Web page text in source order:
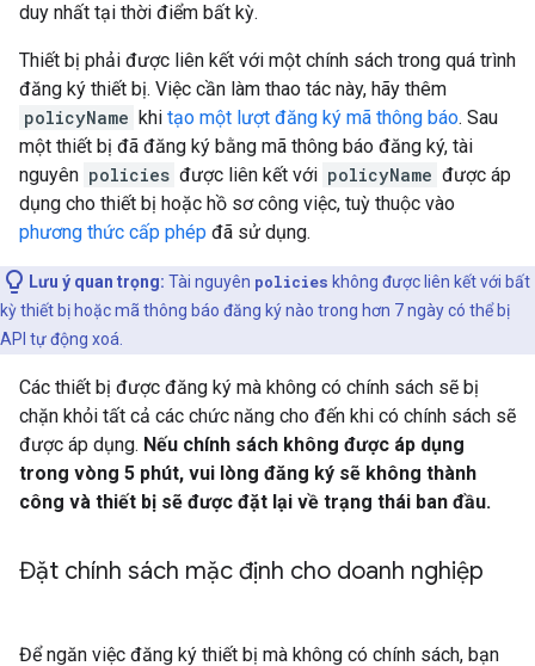
duy nhất tại thời điểm bất kỳ.
Thiết bị phải được liên kết với một chính sách trong quá trình
đăng ký thiết bị. Việc cần làm thao tác này, hãy thêm
policyName khi tạo một lượt đăng ký mã thông báo. Sau
một thiết bị đã đăng ký bằng mã thông báo đăng ký, tài
nguyên policies được liên kết với policyName được áp
dụng cho thiết bị hoặc hồ sơ công việc, tuỳ thuộc vào
phương thức cấp phép đã sử dụng.
Lưu ý quan trọng: Tài nguyên policies không được liên kết với bất
kỳ thiết bị hoặc mã thông báo đăng ký nào trong hơn 7 ngày có thể bị
API tự động xoá.
Các thiết bị được đăng ký mà không có chính sách sẽ bị
chặn khỏi tất cả các chức năng cho đến khi có chính sách sẽ
được áp dụng. Nếu chính sách không được áp dụng
trong vòng 5 phút, vui lòng đăng ký sẽ không thành
công và thiết bị sẽ được đặt lại về trạng thái ban đầu.
Đặt chính sách mặc định cho doanh nghiệp
Để ngăn việc đăng ký thiết bị mà không có chính sách, bạn